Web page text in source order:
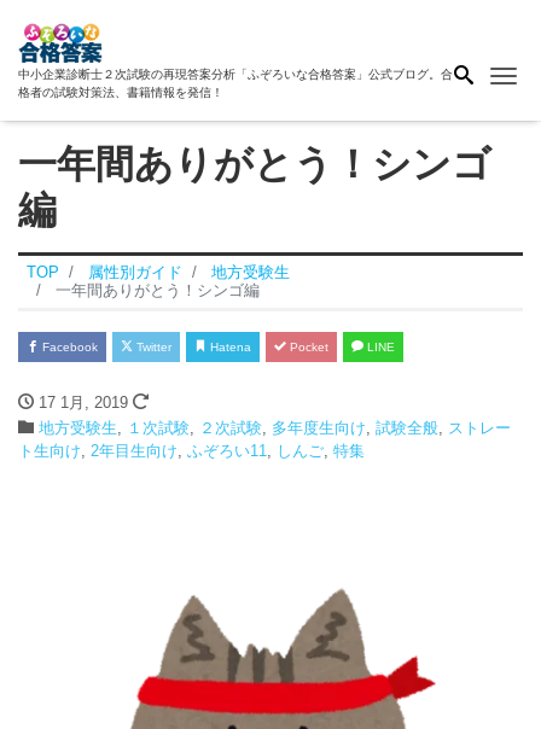
中小企業診断士２次試験の再現答案分析「ふぞろいな合格答案」公式ブログ。合
格者の試験対策法、書籍情報を発信！
一年間ありがとう！シンゴ
編
TOP 属性別ガイド
地方受験生
一年間ありがとう！シンゴ編
Facebook Twitter Hatena Pocket LINE
17 1月, 2019
地方受験生
１次試験 ２次試験 多年度生向け 試験全般
ストレー
ト生向け
2年目生向け ふぞろい11 しんご 特集